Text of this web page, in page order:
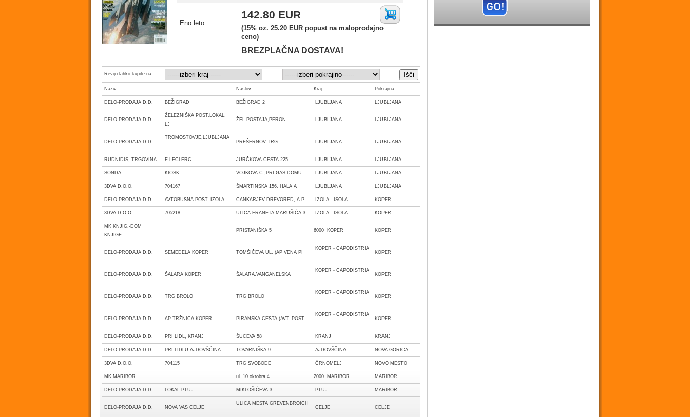
Eno leto
142.80 EUR
(15% oz. 25.20 EUR popust na maloprodajno
ceno)
BREZPLAČNA DOSTAVA!
Revijo lahko kupite na::
Naziv Naslov Kraj Pokrajina
DELO-PRODAJA D.D. BEŽIGRAD BEŽIGRAD 2 LJUBLJANA LJUBLJANA
DELO-PRODAJA D.D.
ŽELEZNIŠKA POST.LOKAL,
LJ
ŽEL.POSTAJA,PERON LJUBLJANA LJUBLJANA
DELO-PRODAJA D.D.
TROMOSTOVJE,LJUBLJANA
PREŠERNOV TRG
LJUBLJANA LJUBLJANA
RUDNIDIS, TRGOVINA E-LECLERC JURČKOVA CESTA 225 LJUBLJANA LJUBLJANA
SONDA KIOSK VOJKOVA C.,PRI GAS.DOMU LJUBLJANA LJUBLJANA
3DVA D.O.O. 704167 ŠMARTINSKA 156, HALA A LJUBLJANA LJUBLJANA
DELO-PRODAJA D.D. AVTOBUSNA POST. IZOLA CANKARJEV DREVORED, A.P. IZOLA - ISOLA KOPER
3DVA D.O.O. 705218 ULICA FRANETA MARUŠIČA 3 IZOLA - ISOLA KOPER
MK KNJIG.-DOM
KNJIGE
PRISTANIŠKA 5 6000 KOPER KOPER
DELO-PRODAJA D.D. SEMEDELA KOPER TOMŠIČEVA UL. (AP VENA PI
KOPER - CAPODISTRIA
KOPER
DELO-PRODAJA D.D. ŠALARA KOPER ŠALARA,VANGANELSKA
KOPER - CAPODISTRIA
KOPER
DELO-PRODAJA D.D. TRG BROLO TRG BROLO
KOPER - CAPODISTRIA
KOPER
DELO-PRODAJA D.D. AP TRŽNICA KOPER PIRANSKA CESTA (AVT. POST
KOPER - CAPODISTRIA
KOPER
DELO-PRODAJA D.D. PRI LIDL, KRANJ ŠUCEVA 58 KRANJ KRANJ
DELO-PRODAJA D.D. PRI LIDLU AJDOVŠČINA TOVARNIŠKA 9 AJDOVŠČINA NOVA GORICA
3DVA D.O.O. 704115 TRG SVOBODE ČRNOMELJ NOVO MESTO
MK MARIBOR ul. 10.oktobra 4 2000 MARIBOR MARIBOR
DELO-PRODAJA D.D. LOKAL PTUJ MIKLOŠIČEVA 3 PTUJ MARIBOR
DELO-PRODAJA D.D. NOVA VAS CELJE
ULICA MESTA GREVENBROICH
CELJE
CELJE